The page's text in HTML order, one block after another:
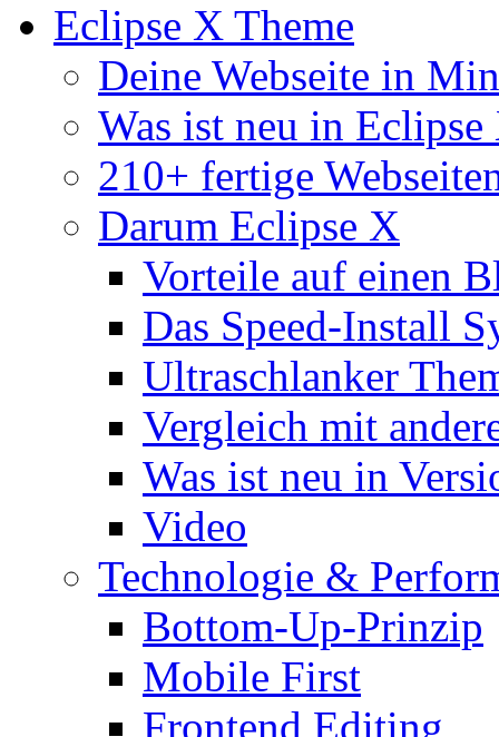
Eclipse X Theme
Deine Webseite in
Was ist neu in Eclipse
210+ fertige
Darum Eclipse X
Vorteile auf einen
Das Speed-Install
Ultraschlanker
Vergleich mit
Was ist neu in
Video
Technologie &
Bottom-Up-Prinzip
Mobile First
Frontend Editing